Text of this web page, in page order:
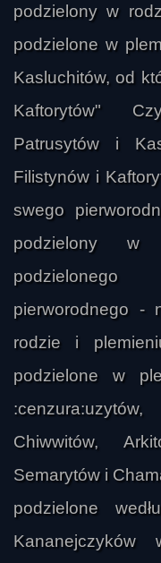
podzielony w
podzielone w
Kasluchitów, od
Kaftorytów"
Patrusytów i
Filistynów i
swego
podzielony w
pierworodnego -
rodzie i
podzielone w
Chiwwitów,
Semarytów i
podzielone
Kananejczyków